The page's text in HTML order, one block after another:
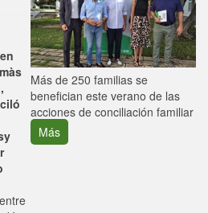
Más de 250 familias se
benefician este verano de las
acciones de conciliación familiar
Más